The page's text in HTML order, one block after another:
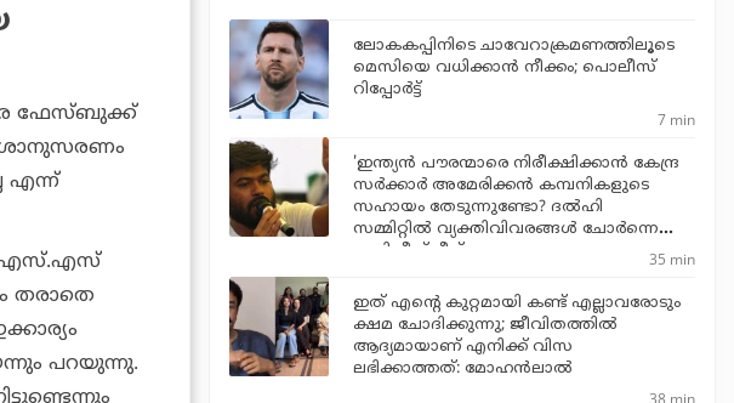
ഫേസ്ബുക്ക്
എന്ന്
തരാതെ
പറയുന്നു.
ലോകകപ്പിനിടെ ചാവേറാക്രമണത്തിലൂടെ
മെസിയെ വധിക്കാന്‍ നീക്കം; പൊലീസ്
റിപ്പോര്‍ട്ട്
7 min
'ഇന്ത്യന്‍ പൗരന്മാരെ നിരീക്ഷിക്കാന്‍ കേന്ദ്ര
സര്‍ക്കാര്‍ അമേരിക്കന്‍ കമ്പനികളുടെ
സഹായം തേടുന്നുണ്ടോ? ദല്‍ഹി
സമ്മിറ്റില്‍ വ്യക്തിവിവരങ്ങള്‍ ചോര്‍ന്നെന്ന്
അഭിജീത് ദീപ്‌കെ
35 min
ഇത് എന്റെ കുറ്റമായി കണ്ട് എല്ലാവരോടും
ക്ഷമ ചോദിക്കുന്നു; ജീവിതത്തിൽ
ആദ്യമായാണ് എനിക്ക് വിസ
ലഭിക്കാത്തത്: മോഹൻലാൽ
38 min